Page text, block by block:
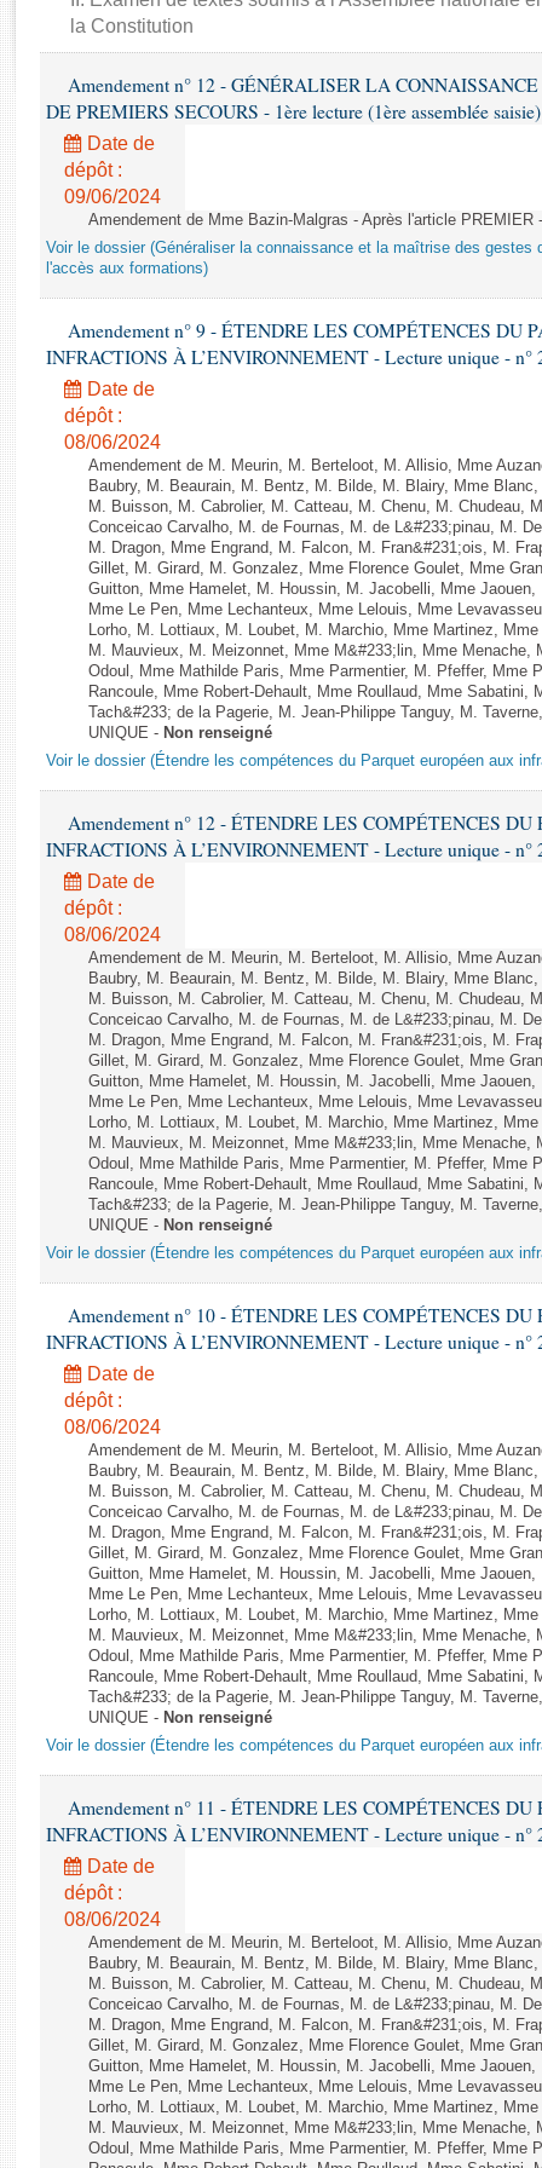
Rapports d'enquête
Rapports législatifs
Baromètre de l’application des lois
Dossiers législatifs
Budget et sécurité sociale
Questions écrites et orales
Comptes rendus des débats
la Constitution
Amendement n° 12 - GÉNÉRALISER LA
DE PREMIERS SECOURS - 1ère lecture (1ère assemblée
Date de
dépôt :
09/06/2024
Amendement de Mme Bazin-Malgras - Après l'article PREMIER
Voir le dossier (Généraliser la connaissance et la maîtrise des gestes
l'accès aux formations)
Amendement n° 9 - ÉTENDRE LES COMPÉTENCES DU
INFRACTIONS À L’ENVIRONNEMENT - Lecture unique - n°
Date de
dépôt :
08/06/2024
Amendement de M. Meurin, M. Berteloot, M. Allisio, Mme
Baubry, M. Beaurain, M. Bentz, M. Bilde, M. Blairy, Mme
M. Buisson, M. Cabrolier, M. Catteau, M. Chenu, M. Chudeau,
Conceicao Carvalho, M. de Fournas, M. de L&#233;pinau, M.
M. Dragon, Mme Engrand, M. Falcon, M. Fran&#231;ois, M.
Gillet, M. Girard, M. Gonzalez, Mme Florence Goulet, Mme
Guitton, Mme Hamelet, M. Houssin, M. Jacobelli, Mme
Mme Le Pen, Mme Lechanteux, Mme Lelouis, Mme
Lorho, M. Lottiaux, M. Loubet, M. Marchio, Mme Martinez,
M. Mauvieux, M. Meizonnet, Mme M&#233;lin, Mme Menache,
Odoul, Mme Mathilde Paris, Mme Parmentier, M. Pfeffer, Mme
Rancoule, Mme Robert-Dehault, Mme Roullaud, Mme
Tach&#233; de la Pagerie, M. Jean-Philippe Tanguy, M.
UNIQUE - Non renseigné
Voir le dossier (Étendre les compétences du Parquet européen aux
Amendement n° 12 - ÉTENDRE LES COMPÉTENCES
INFRACTIONS À L’ENVIRONNEMENT - Lecture unique - n°
Date de
dépôt :
08/06/2024
Amendement de M. Meurin, M. Berteloot, M. Allisio, Mme
Baubry, M. Beaurain, M. Bentz, M. Bilde, M. Blairy, Mme
M. Buisson, M. Cabrolier, M. Catteau, M. Chenu, M. Chudeau,
Conceicao Carvalho, M. de Fournas, M. de L&#233;pinau, M.
M. Dragon, Mme Engrand, M. Falcon, M. Fran&#231;ois, M.
Gillet, M. Girard, M. Gonzalez, Mme Florence Goulet, Mme
Guitton, Mme Hamelet, M. Houssin, M. Jacobelli, Mme
Mme Le Pen, Mme Lechanteux, Mme Lelouis, Mme
Lorho, M. Lottiaux, M. Loubet, M. Marchio, Mme Martinez,
M. Mauvieux, M. Meizonnet, Mme M&#233;lin, Mme Menache,
Odoul, Mme Mathilde Paris, Mme Parmentier, M. Pfeffer, Mme
Rancoule, Mme Robert-Dehault, Mme Roullaud, Mme
Tach&#233; de la Pagerie, M. Jean-Philippe Tanguy, M.
UNIQUE - Non renseigné
Voir le dossier (Étendre les compétences du Parquet européen aux
Amendement n° 10 - ÉTENDRE LES COMPÉTENCES
INFRACTIONS À L’ENVIRONNEMENT - Lecture unique - n°
Date de
dépôt :
08/06/2024
Amendement de M. Meurin, M. Berteloot, M. Allisio, Mme
Baubry, M. Beaurain, M. Bentz, M. Bilde, M. Blairy, Mme
M. Buisson, M. Cabrolier, M. Catteau, M. Chenu, M. Chudeau,
Conceicao Carvalho, M. de Fournas, M. de L&#233;pinau, M.
M. Dragon, Mme Engrand, M. Falcon, M. Fran&#231;ois, M.
Gillet, M. Girard, M. Gonzalez, Mme Florence Goulet, Mme
Guitton, Mme Hamelet, M. Houssin, M. Jacobelli, Mme
Mme Le Pen, Mme Lechanteux, Mme Lelouis, Mme
Lorho, M. Lottiaux, M. Loubet, M. Marchio, Mme Martinez,
M. Mauvieux, M. Meizonnet, Mme M&#233;lin, Mme Menache,
Odoul, Mme Mathilde Paris, Mme Parmentier, M. Pfeffer, Mme
Rancoule, Mme Robert-Dehault, Mme Roullaud, Mme
Tach&#233; de la Pagerie, M. Jean-Philippe Tanguy, M.
UNIQUE - Non renseigné
Voir le dossier (Étendre les compétences du Parquet européen aux
Amendement n° 11 - ÉTENDRE LES COMPÉTENCES
INFRACTIONS À L’ENVIRONNEMENT - Lecture unique - n°
Date de
dépôt :
08/06/2024
Amendement de M. Meurin, M. Berteloot, M. Allisio, Mme
Baubry, M. Beaurain, M. Bentz, M. Bilde, M. Blairy, Mme
M. Buisson, M. Cabrolier, M. Catteau, M. Chenu, M. Chudeau,
Conceicao Carvalho, M. de Fournas, M. de L&#233;pinau, M.
M. Dragon, Mme Engrand, M. Falcon, M. Fran&#231;ois, M.
Gillet, M. Girard, M. Gonzalez, Mme Florence Goulet, Mme
Guitton, Mme Hamelet, M. Houssin, M. Jacobelli, Mme
Mme Le Pen, Mme Lechanteux, Mme Lelouis, Mme
Lorho, M. Lottiaux, M. Loubet, M. Marchio, Mme Martinez,
M. Mauvieux, M. Meizonnet, Mme M&#233;lin, Mme Menache,
Odoul, Mme Mathilde Paris, Mme Parmentier, M. Pfeffer, Mme